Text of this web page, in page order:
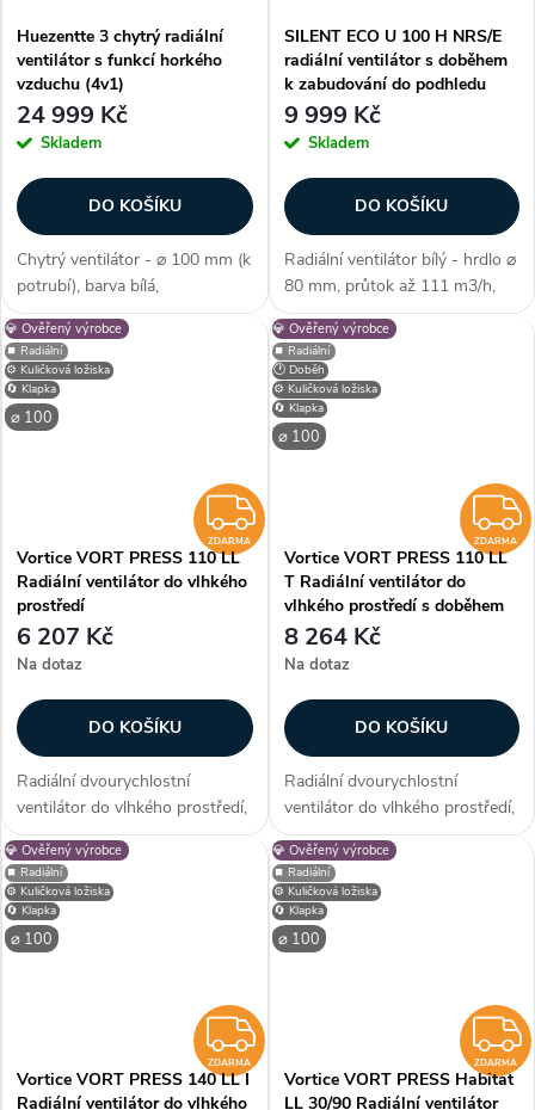
Huezentte 3 chytrý radiální
ventilátor s funkcí horkého
vzduchu (4v1)
24 999 Kč
Skladem
DO KOŠÍKU
Chytrý ventilátor - ⌀ 100 mm (k
potrubí), barva bílá,
voděodolnost IP X3, max.
průtok až 120 m³/h, příkon 3-9
W, statický tlak 270-320 Pa,
hlučnost 31-39 db(A), LED
displej,...
SILENT ECO U 100 H NRS/E
radiální ventilátor s doběhem
k zabudování do podhledu
9 999 Kč
Skladem
DO KOŠÍKU
Radiální ventilátor bílý - hrdlo ⌀
80 mm, průtok až 111 m3/h,
provedení pod omítku - do
stěny/stropu/podhledu, s
integrovaným časovým
doběhem, provedení výtlak
nahoru, krytí IP...
⚙️ Kuličková ložiska
⌀ 100
💎 Ověřený výrobce
⏹️ Radiální
🔄 Klapka
ZDARMA
ZDARMA
Vortice VORT PRESS 110 LL
Radiální ventilátor do vlhkého
prostředí
6 207 Kč
Na dotaz
DO KOŠÍKU
Radiální dvourychlostní
ventilátor do vlhkého prostředí,
průtok 55/110 m3/h, kuličková
ložiska, zpětná klapka, montáž
na stěnu nebo strop Zákazníci
často dokupují...
🕐 Doběh
⚙️ Kuličková ložiska
⌀ 100
💎 Ověřený výrobce
⏹️ Radiální
🔄 Klapka
ZDARMA
Vortice VORT PRESS 110 LL
T Radiální ventilátor do
vlhkého prostředí s doběhem
8 264 Kč
Na dotaz
DO KOŠÍKU
Radiální dvourychlostní
ventilátor do vlhkého prostředí,
průtok 55/110 m3/h, časový
doběh, odložený start (40 s),
kuličková ložiska, zpětná
klapka, montáž na stěnu nebo
strop...
⚙️ Kuličková ložiska
⌀ 100
💎 Ověřený výrobce
⏹️ Radiální
🔄 Klapka
ZDARMA
ZDARMA
Vortice VORT PRESS 140 LL I
Radiální ventilátor do vlhkého
⚙️ Kuličková ložiska
⌀ 100
💎 Ověřený výrobce
⏹️ Radiální
🔄 Klapka
ZDARMA
Vortice VORT PRESS Habitat
LL 30/90 Radiální ventilátor